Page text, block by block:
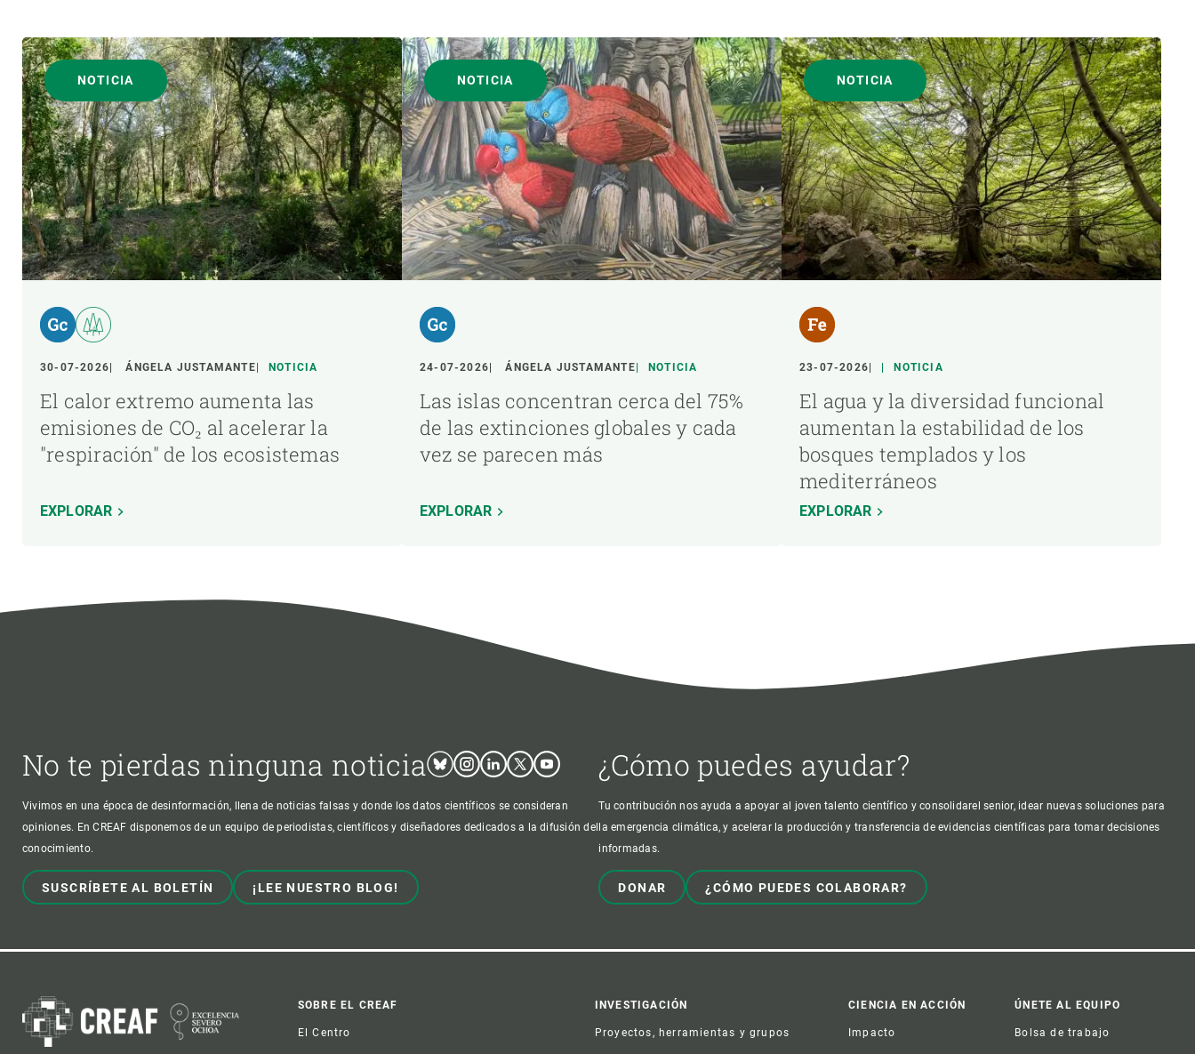
NOTICIA
30-07-2026 ÁNGELA JUSTAMANTE NOTICIA
El calor extremo aumenta las
emisiones de CO₂ al acelerar la
"respiración" de los ecosistemas
EXPLORAR
NOTICIA
24-07-2026 ÁNGELA JUSTAMANTE NOTICIA
Las islas concentran cerca del 75%
de las extinciones globales y cada
vez se parecen más
EXPLORAR
NOTICIA
23-07-2026 NOTICIA
El agua y la diversidad funcional
aumentan la estabilidad de los
bosques templados y los
mediterráneos
EXPLORAR
No te pierdas ninguna noticiaBlueskyInstagram
LinkedinTwitterYoutube
Vivimos en una época de desinformación, llena de noticias falsas y donde los datos científicos se consideran
opiniones. En CREAF disponemos de un equipo de periodistas, científicos y diseñadores dedicados a la difusión del
conocimiento.
SUSCRÍBETE AL BOLETÍN ¡LEE NUESTRO BLOG!
¿Cómo puedes ayudar?
Tu contribución nos ayuda a apoyar al joven talento científico y consolidarel senior, idear nuevas soluciones para
la emergencia climática, y acelerar la producción y transferencia de evidencias científicas para tomar decisiones
informadas.
DONAR ¿CÓMO PUEDES COLABORAR?
Footer
SOBRE EL CREAF
El Centro
INVESTIGACIÓN
Proyectos, herramientas y grupos
CIENCIA EN ACCIÓN
Impacto
ÚNETE AL EQUIPO
Bolsa de trabajo